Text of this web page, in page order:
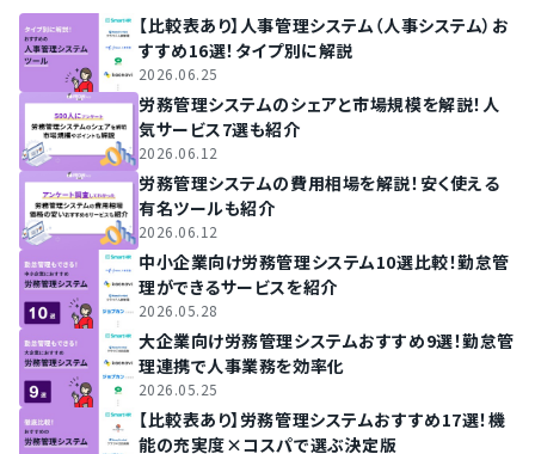
【比較表あり】人事管理システム（人事システム）お
すすめ16選！タイプ別に解説
2026.06.25
労務管理システムのシェアと市場規模を解説！人
気サービス7選も紹介
2026.06.12
労務管理システムの費用相場を解説！安く使える
有名ツールも紹介
2026.06.12
中小企業向け労務管理システム10選比較！勤怠管
理ができるサービスを紹介
2026.05.28
大企業向け労務管理システムおすすめ9選！勤怠管
理連携で人事業務を効率化
2026.05.25
【比較表あり】労務管理システムおすすめ17選！機
能の充実度×コスパで選ぶ決定版